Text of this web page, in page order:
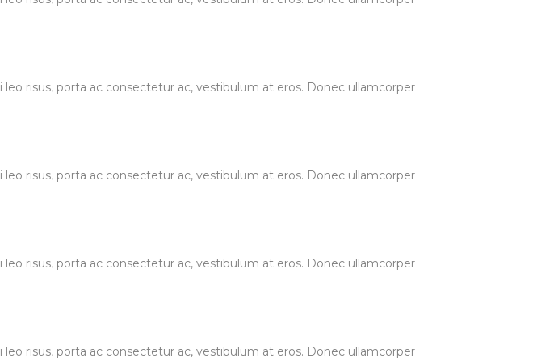
risus, porta ac consectetur ac, vestibulum at eros. Donec ullamcorper
risus, porta ac consectetur ac, vestibulum at eros. Donec ullamcorper
risus, porta ac consectetur ac, vestibulum at eros. Donec ullamcorper
risus, porta ac consectetur ac, vestibulum at eros. Donec ullamcorper